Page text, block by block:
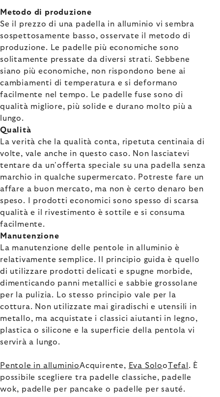
Metodo di produzione
Se il prezzo di una padella in alluminio vi sembra
sospettosamente basso, osservate il metodo di
produzione. Le padelle più economiche sono
solitamente pressate da diversi strati. Sebbene
siano più economiche, non rispondono bene ai
cambiamenti di temperatura e si deformano
facilmente nel tempo. Le padelle fuse sono di
qualità migliore, più solide e durano molto più a
lungo.
Qualità
La verità che la qualità conta, ripetuta centinaia di
volte, vale anche in questo caso. Non lasciatevi
tentare da un'offerta speciale su una padella senza
marchio in qualche supermercato. Potreste fare un
affare a buon mercato, ma non è certo denaro ben
speso. I prodotti economici sono spesso di scarsa
qualità e il rivestimento è sottile e si consuma
facilmente.
Manutenzione
La manutenzione delle pentole in alluminio è
relativamente semplice. Il principio guida è quello
di utilizzare prodotti delicati e spugne morbide,
dimenticando panni metallici e sabbie grossolane
per la pulizia. Lo stesso principio vale per la
cottura. Non utilizzate mai giradischi e utensili in
metallo, ma acquistate i classici aiutanti in legno,
plastica o silicone e la superficie della pentola vi
servirà a lungo.
Pentole in alluminioAcquirente, Eva SolooTefal . È
possibile scegliere tra padelle classiche, padelle
wok, padelle per pancake o padelle per sauté.